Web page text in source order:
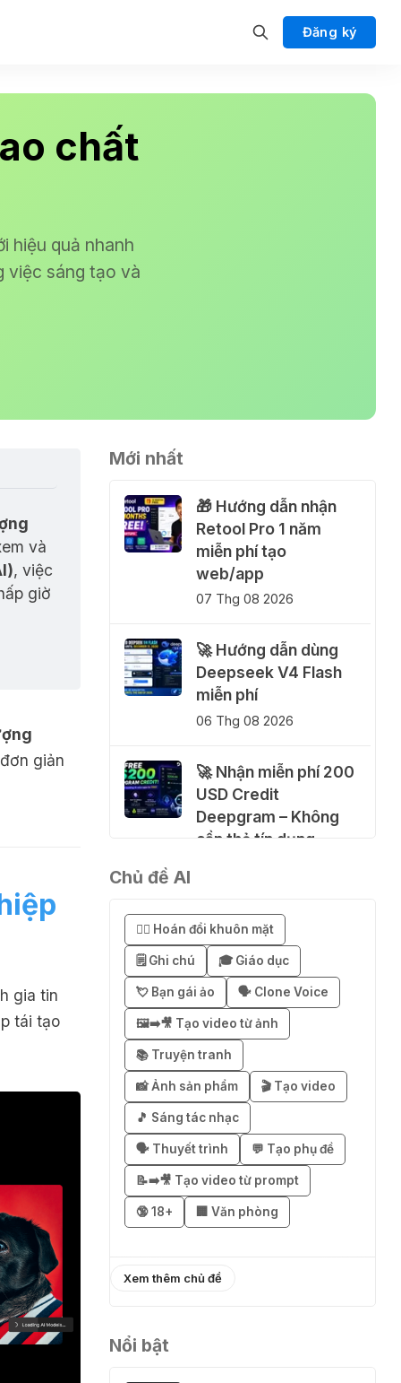
Đăng ký
chất
hiệu quả nhanh
việc sáng tạo và
và
, việc
giờ
giản
gia tin
tái tạo
Mới nhất
🎁 Hướng dẫn nhận
Retool Pro 1 năm
miễn phí tạo
web/app
07 Thg 08 2026
🚀 Hướng dẫn dùng
Deepseek V4 Flash
miễn phí
06 Thg 08 2026
🚀 Nhận miễn phí 200
USD Credit
Deepgram – Không
cần thẻ tín dụng
🚀 Hướng dẫn nhận
SuperGrok miễn phí 7
ngày
04 Thg 08 2026
🎁 Hướng dẫn nhận
Notion AI Business
miễn phí 3–6 tháng
03 Thg 08 2026
🎁 Mẹo nhận 1 tháng
ChatGPT Plus miễn
phí bằng VPN Mexico
02 Thg 08 2026
֎ Cách nhận
Chủ đề AI
😶‍🌫️ Hoán đổi khuôn mặt
🗒️ Ghi chú 🎓 Giáo dục
💘 Bạn gái ảo 🗣️ Clone Voice
🖼️➡️🎥 Tạo video từ ảnh
📚 Truyện tranh
📸 Ảnh sản phẩm 🎬 Tạo video
🎵 Sáng tác nhạc
🗣️ Thuyết trình 💬 Tạo phụ đề
📝➡️🎥 Tạo video từ prompt
🔞 18+ 🏢 Văn phòng
Xem thêm chủ đề
Nổi bật